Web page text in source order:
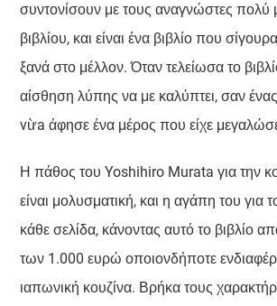
συντονίσουν με τους αναγνώστες πολύ
βιβλίου, και είναι ένα βιβλίο που
ξανά στο μέλλον. Όταν τελείωσα το
αίσθηση λύπης να με καλύπτει, σαν
vừa άφησε ένα μέρος που είχε
Η πάθος του Yoshihiro Murata για την
είναι μολυσματική, και η αγάπη του για
κάθε σελίδα, κάνοντας αυτό το βιβλίο
των 1.000 ευρώ οποιονδήποτε
ιαπωνική κουζίνα. Βρήκα τους